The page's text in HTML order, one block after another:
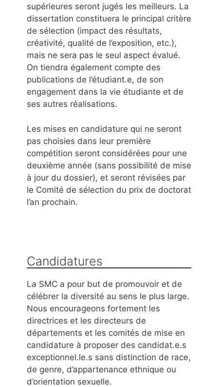
supérieures seront jugés les meilleurs. La
dissertation constituera le principal critère
de sélection (impact des résultats,
créativité, qualité de l’exposition, etc.),
mais ne sera pas le seul aspect évalué.
On tiendra également compte des
publications de l’étudiant.e, de son
engagement dans la vie étudiante et de
ses autres réalisations.
Les mises en candidature qui ne seront
pas choisies dans leur première
compétition seront considérées pour une
deuxième année (sans possibilité de mise
à jour du dossier), et seront révisées par
le Comité de sélection du prix de doctorat
l’an prochain.
Candidatures
La SMC a pour but de promouvoir et de
célébrer la diversité au sens le plus large.
Nous encourageons fortement les
directrices et les directeurs de
départements et les comités de mise en
candidature à proposer des candidat.e.s
exceptionnel.le.s sans distinction de race,
de genre, d’appartenance ethnique ou
d’orientation sexuelle.